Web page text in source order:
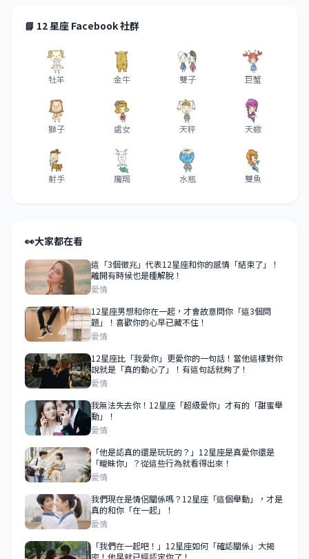
📘 12 星座 Facebook 社群
牡羊 金牛 雙子 巨蟹
獅子 處女 天秤 天蠍
射手 魔羯 水瓶 雙魚
👀大家都在看
這「3個徵兆」代表12星座和你的感情「結束了」！
離開有時候也是種解脫！
愛情
12星座男想和你在一起，才會故意問你「這3個問
題」！喜歡你的心早已藏不住！
愛情
12星座比「我愛你」更愛你的一句話！當他這樣對你
說就是「真的動心了」！有這句話就夠了！
愛情
我無法失去你！12星座「超級愛你」才有的「甜蜜舉
動」！
愛情
「他是認真的還是玩玩的？」12星座是真愛你還是
「曖昧你」？從這些行為就看得出來！
愛情
我們現在是情侶關係嗎？12星座「這個舉動」，才是
真的和你「在一起」！
愛情
「我們在一起吧！」12星座如何「確認關係」大揭